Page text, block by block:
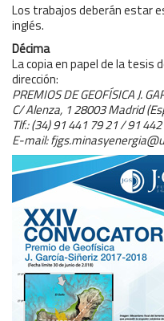
Los trabajos deberán estar
inglés.
Décima
La copia en papel de la tesis
dirección:
PREMIOS DE GEOFÍSICA J.
C/ Alenza, 1 28003 Madrid
Tlf.: (34) 91 441 79 21 / 91
E-mail: